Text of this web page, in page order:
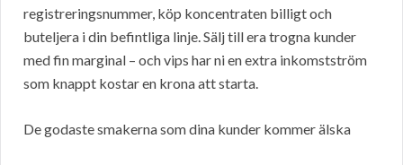
registreringsnummer, köp koncentraten billigt och
buteljera i din befintliga linje. Sälj till era trogna kunder
med fin marginal – och vips har ni en extra inkomstström
som knappt kostar en krona att starta.
De godaste smakerna som dina kunder kommer älska